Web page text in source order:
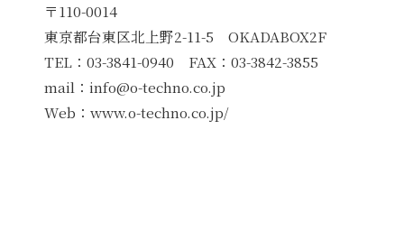
〒110-0014
東京都台東区北上野2-11-5 OKADABOX2F
TEL：03-3841-0940 FAX：03-3842-3855
mail：info@o-techno.co.jp
Web：www.o-techno.co.jp/